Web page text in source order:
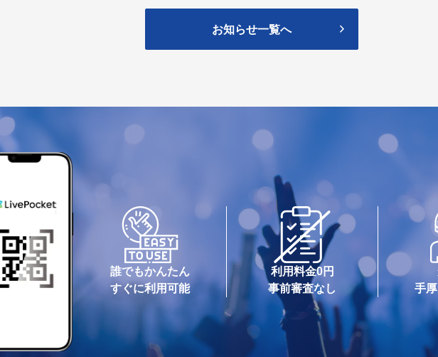
お知らせ一覧へ
誰でもかんたん
すぐに利用可能
利用料金0円
事前審査なし
手